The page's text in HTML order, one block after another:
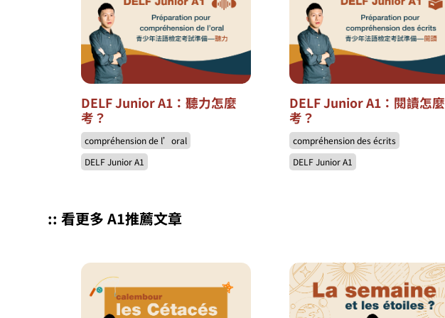
DELF Junior A1：聽力怎麼
考？
compréhension de l’oral
DELF Junior A1
DELF Junior A1：閱讀怎麼
考？
compréhension des écrits
DELF Junior A1
:: 看更多 A1推薦文章